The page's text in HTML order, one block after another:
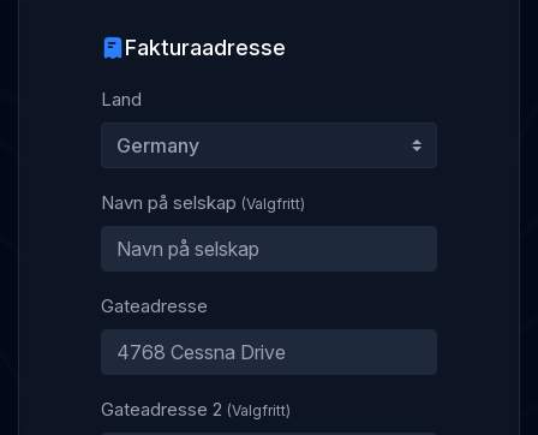
Fakturaadresse
Land
Navn på selskap (Valgfritt)
Gateadresse
Gateadresse 2 (Valgfritt)